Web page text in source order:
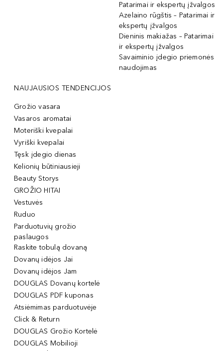
Patarimai ir ekspertų įžvalgos
Azelaino rūgštis – Patarimai ir
ekspertų įžvalgos
Dieninis makiažas – Patarimai
ir ekspertų įžvalgos
Savaiminio įdegio priemonės
naudojimas
NAUJAUSIOS TENDENCIJOS
Grožio vasara
Vasaros aromatai
Moteriški kvepalai
Vyriški kvepalai
Tęsk įdegio dienas
Kelionių būtiniausieji
Beauty Storys
GROŽIO HITAI
Vestuvės
Ruduo
Parduotuvių grožio
paslaugos
Raskite tobulą dovaną
Dovanų idėjos Jai
Dovanų idėjos Jam
DOUGLAS Dovanų kortelė
DOUGLAS PDF kuponas
Atsiėmimas parduotuvėje
Click & Return
DOUGLAS Grožio Kortelė
DOUGLAS Mobilioji